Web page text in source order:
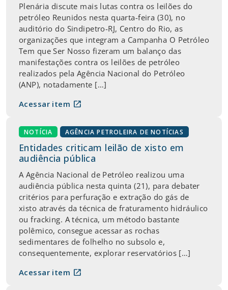
Plenária discute mais lutas contra os leilões do
petróleo Reunidos nesta quarta-feira (30), no
auditório do Sindipetro-RJ, Centro do Rio, as
organizações que integram a Campanha O Petróleo
Tem que Ser Nosso fizeram um balanço das
manifestações contra os leilões de petróleo
realizados pela Agência Nacional do Petróleo
(ANP), notadamente […]
Acessar item open_in_new
NOTÍCIA AGÊNCIA PETROLEIRA DE NOTÍCIAS
Entidades criticam leilão de xisto em
audiência pública
A Agência Nacional de Petróleo realizou uma
audiência pública nesta quinta (21), para debater
critérios para perfuração e extração do gás de
xisto através da técnica de fraturamento hidráulico
ou fracking. A técnica, um método bastante
polêmico, consegue acessar as rochas
sedimentares de folhelho no subsolo e,
consequentemente, explorar reservatórios […]
Acessar item open_in_new